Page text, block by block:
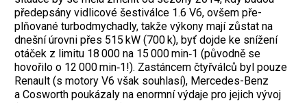
předepsány ­vidlicové šestiválce 1.6 V6, ovšem pře­
plňované turbodmychadly, takže výkony mají zůstat na
dnešní úrovni přes 515 kW (700 k), byť dojde ke snížení
otáček z limitu 18 000 na 15 000 min‑1 (původně se
hovořilo o 12 000 min‑1!). Zastáncem čtyřválců byl pouze
Renault (s motory V6 však souhlasí), Mercedes-Benz
a Cosworth poukázaly na enormní výdaje pro jejich vývoj